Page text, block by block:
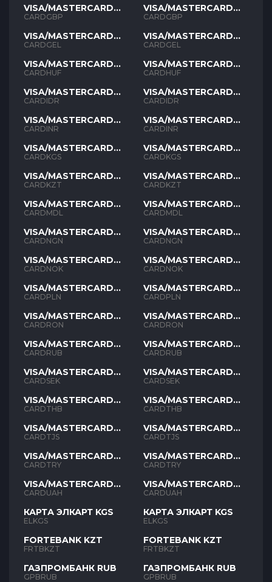
VISA/MASTERCARD
GBP
CARDGBP
VISA/MASTERCARD
GEL
CARDGEL
VISA/MASTERCARD
HUF
CARDHUF
VISA/MASTERCARD
IDR
CARDIDR
VISA/MASTERCARD
INR
CARDINR
VISA/MASTERCARD
KGS
CARDKGS
VISA/MASTERCARD
KZT
CARDKZT
VISA/MASTERCARD
MDL
CARDMDL
VISA/MASTERCARD
NGN
CARDNGN
VISA/MASTERCARD
NOK
CARDNOK
VISA/MASTERCARD
PLN
CARDPLN
VISA/MASTERCARD
RON
CARDRON
VISA/MASTERCARD
RUB
CARDRUB
VISA/MASTERCARD
SEK
CARDSEK
VISA/MASTERCARD
THB
CARDTHB
VISA/MASTERCARD
TJS
CARDTJS
VISA/MASTERCARD
TYR
CARDTRY
VISA/MASTERCARD
UAH
CARDUAH
КАРТА ЭЛКАРТ KGS
ELKGS
FORTEBANK KZT
FRTBKZT
ГАЗПРОМБАНК RUB
GPBRUB
VISA/MASTERCARD
GBP
CARDGBP
VISA/MASTERCARD
GEL
CARDGEL
VISA/MASTERCARD
HUF
CARDHUF
VISA/MASTERCARD
IDR
CARDIDR
VISA/MASTERCARD
INR
CARDINR
VISA/MASTERCARD
KGS
CARDKGS
VISA/MASTERCARD
KZT
CARDKZT
VISA/MASTERCARD
MDL
CARDMDL
VISA/MASTERCARD
NGN
CARDNGN
VISA/MASTERCARD
NOK
CARDNOK
VISA/MASTERCARD
PLN
CARDPLN
VISA/MASTERCARD
RON
CARDRON
VISA/MASTERCARD
RUB
CARDRUB
VISA/MASTERCARD
SEK
CARDSEK
VISA/MASTERCARD
THB
CARDTHB
VISA/MASTERCARD
TJS
CARDTJS
VISA/MASTERCARD
TYR
CARDTRY
VISA/MASTERCARD
UAH
CARDUAH
КАРТА ЭЛКАРТ KGS
ELKGS
FORTEBANK KZT
FRTBKZT
ГАЗПРОМБАНК RUB
GPBRUB